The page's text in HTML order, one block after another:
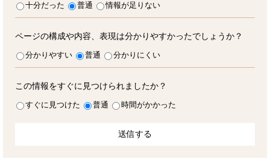
十分だった 普通 情報が足りない
ページの構成や内容、表現は分かりやすかったでしょうか？
分かりやすい 普通 分かりにくい
この情報をすぐに見つけられましたか？
すぐに見つけた 普通 時間がかかった